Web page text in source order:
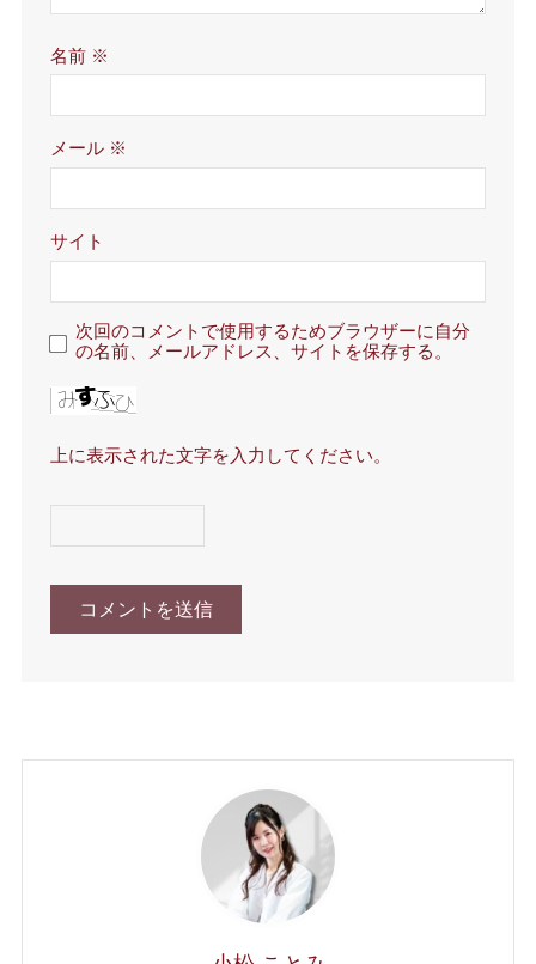
名前 ※
メール ※
サイト
次回のコメントで使用するためブラウザーに自分
の名前、メールアドレス、サイトを保存する。
上に表示された文字を入力してください。